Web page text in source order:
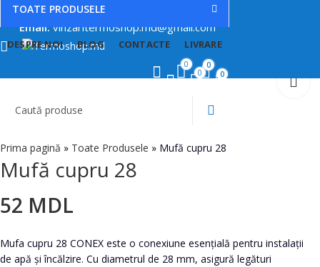
Suport:079880871
Email:vinzaritermoshop.md@gmail.com
0 0
TOATE PRODUSELE
DESPRE NOI BLOG CONTACTE LIVRARE
0 0
Prima pagină » Toate Produsele » Mufă cupru 28
Mufă cupru 28
14MDL
79MDL
52 MDL
Mufa cupru 28 CONEX este o conexiune esențială pentru instalații
de apă și încălzire. Cu diametrul de 28 mm, asigură legături